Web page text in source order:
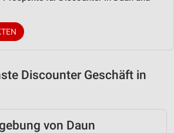
Discounter Geschäft in
von Daun